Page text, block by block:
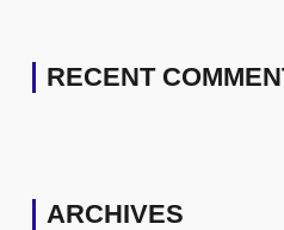
RECENT
ARCHIVES